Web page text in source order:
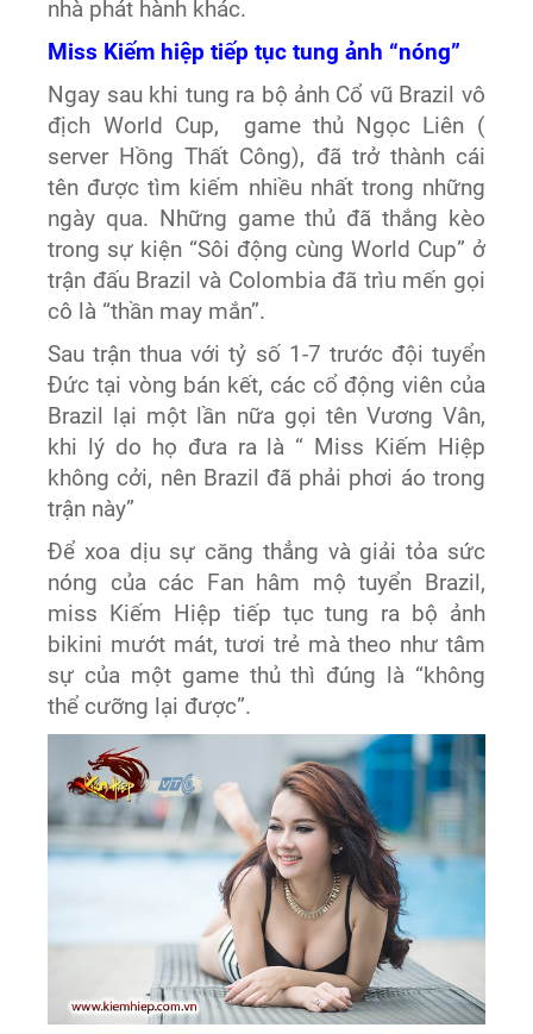
nhà phát hành khác.
Miss Kiếm hiệp tiếp tục tung ảnh “nóng”
Ngay sau khi tung ra bộ ảnh Cổ vũ Brazil vô
địch World Cup, game thủ Ngọc Liên (
server Hồng Thất Công), đã trở thành cái
tên được tìm kiếm nhiều nhất trong những
ngày qua. Những game thủ đã thắng kèo
trong sự kiện “Sôi động cùng World Cup” ở
trận đấu Brazil và Colombia đã trìu mến gọi
cô là “thần may mắn”.
Sau trận thua với tỷ số 1-7 trước đội tuyển
Đức tại vòng bán kết, các cổ động viên của
Brazil lại một lần nữa gọi tên Vương Vân,
khi lý do họ đưa ra là “ Miss Kiếm Hiệp
không cởi, nên Brazil đã phải phơi áo trong
trận này”
Để xoa dịu sự căng thẳng và giải tỏa sức
nóng của các Fan hâm mộ tuyển Brazil,
miss Kiếm Hiệp tiếp tục tung ra bộ ảnh
bikini mướt mát, tươi trẻ mà theo như tâm
sự của một game thủ thì đúng là “không
thể cưỡng lại được”.